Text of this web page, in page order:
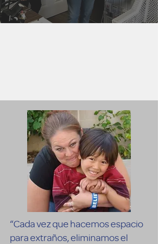
“Cada vez que hacemos espacio
para extraños, eliminamos el